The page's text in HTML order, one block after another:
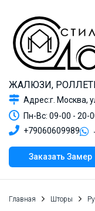
ЖАЛЮЗИ,
Адрес:г. Москва,
Пн-Вс: 09-00 - 20-
+79060609989
Заказать Замер
Главная Шторы